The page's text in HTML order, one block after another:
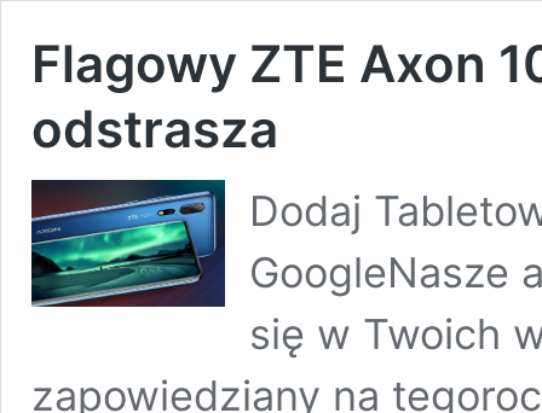
Flagowy ZTE Axon
odstrasza
Dodaj
GoogleNasze
się w Twoich
zapowiedziany na